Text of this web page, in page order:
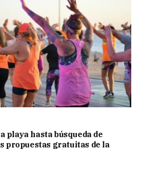
playa hasta búsqueda de
propuestas gratuitas de la